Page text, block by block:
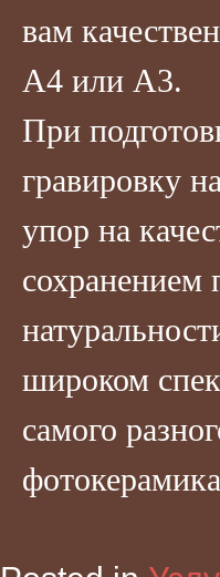
вам
А4 или А3.
При
гравировку
упор на
сохранением
широком
самого